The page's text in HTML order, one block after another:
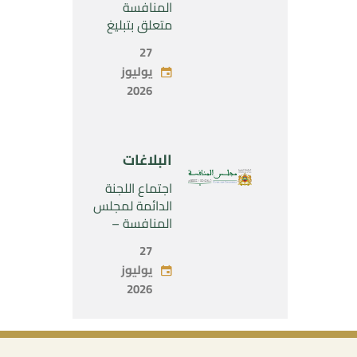
المنافسة
متعلق بتبليغ
مشروع عملية
تركيز اقتصادي
يخص تولي
شركة « Fives
Industries SAS
»
27
يوليوز
2026
البلاغات
اجتماع اللجنة
الدائمة لمجلس
المنافسة –
2026
27
يوليوز
2026